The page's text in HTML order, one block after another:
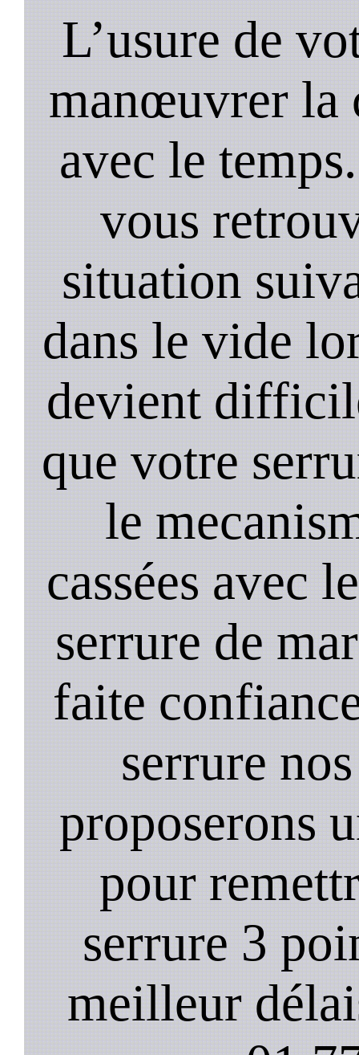
L’usure de
manœuvrer la
avec le
vous
situation
dans le vide
devient
que votre
le
cassées avec
serrure de
faite
serrure
proposerons
pour
serrure 3
meilleur